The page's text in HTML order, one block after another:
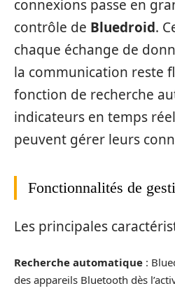
connexions passe en
contrôle de Bluedroid.
chaque échange de
la communication reste
fonction de recherche
indicateurs en temps
peuvent gérer leurs
Fonctionnalités de
Les principales
Recherche automatique :
des appareils Bluetooth dès